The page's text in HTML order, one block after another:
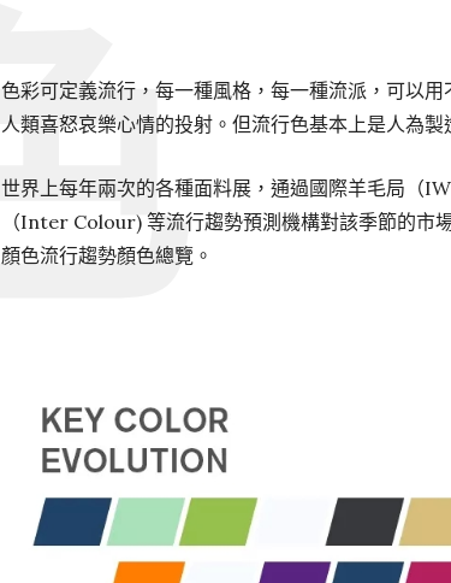
色彩可定義流行，每一種風格，每一種流派，可以
人類喜怒哀樂心情的投射。但流行色基本上是人為
世界上每年兩次的各種面料展，通過國際羊毛局（
（Inter Colour) 等流行趨勢預測機構對該季節的市
顏色流行趨勢顏色總覽。